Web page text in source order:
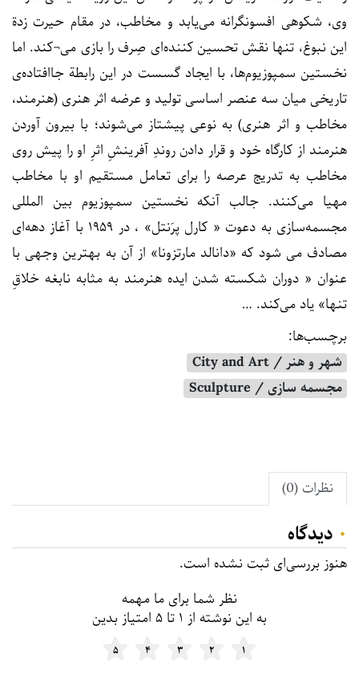
وی، شکوهی افسونگرانه می‌یابد و مخاطب، در مقام حیرت زدة
این نبوغ، تنها نقش تحسین کننده‌ای صِرف را بازی می¬کند. اما
نخستین سمپوزیوم‌ها، با ایجاد گسست در این رابطة جاافتاده‌ی
تاریخی میان سه عنصر اساسی تولید و عرضه اثر هنری (هنرمند،
مخاطب و اثر هنری) به نوعی پیشتاز می‌شوند؛ با بیرون آوردن
هنرمند از کارگاه خود و قرار دادن روندِ آفرینشِ اثرِ او را پیش روی
مخاطب به تدریج عرصه را برای تعامل مستقیم او با مخاطب
مهیا می‌کنند. جالب آنکه نخستین سمپوزیوم بین المللی
مجسمه‌سازی به دعوت « کارل پرَنتل» ، در ۱۹۵۹ با آغاز دهه‌ای
مصادف می شود که «دانالد مارتزونا» از آن به بهترین وجهی با
عنوان « دوران شکسته شدن ایده هنرمند به مثابه نابغه خلاقِ
تنها» یاد می‌کند. …
برچسب‌ها:
شهر و هنر / City and Art
مجسمه‌ سازی / Sculpture
نظرات (0)
۰ دیدگاه
هنوز بررسی‌ای ثبت نشده است.
نظر شما برای ما مهمه
به این نوشته از ۱ تا ۵ امتیاز بدین
۵ ۴ ۳ ۲ ۱